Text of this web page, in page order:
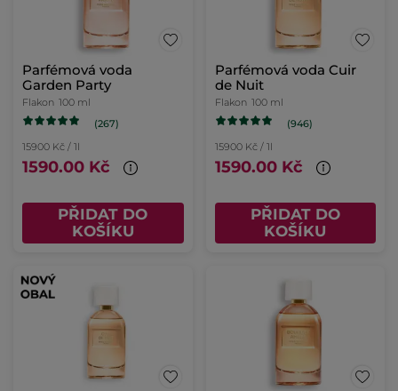
Parfémová voda
Garden Party
Flakon 100 ml
(267)
15900 Kč / 1l
1590.00 Kč
PŘIDAT DO
KOŠÍKU
Parfémová voda Cuir
de Nuit
Flakon 100 ml
(946)
15900 Kč / 1l
1590.00 Kč
PŘIDAT DO
KOŠÍKU